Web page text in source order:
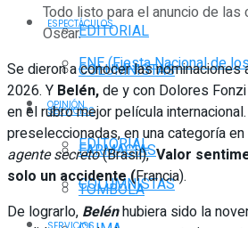
EDITORIAL
COLUMNISTAS
SERVICIOS
FARMACIAS
TOMBOLA
ESPECTÁCULOS
FNE (Fiesta Nacional de
OPINIÓN
EDITORIAL
COLUMNISTAS
Todo listo para el anuncio de las
Oscar.
Se dieron a conocer las
2026. Y Belén,de y con Dolores
en el rubro mejor película
preseleccionadas, en una categoría
agente secreto(Brasil),Valor
solo un accidente (Francia).
De lograrlo, Belénhubiera sido la